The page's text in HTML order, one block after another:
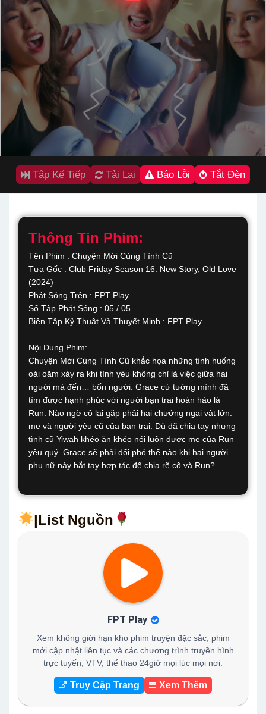
Tập Kế Tiếp Tải Lại Báo Lỗi Tắt Đèn
Thông Tin Phim:
Tên Phim : Chuyện Mới Cùng Tình Cũ
Tựa Gốc : Club Friday Season 16: New Story, Old Love
(2024)
Phát Sóng Trên : FPT Play
Số Tập Phát Sóng : 05 / 05
Biên Tập Kỷ Thuật Và Thuyết Minh : FPT Play
Nội Dung Phim:
Chuyện Mới Cùng Tình Cũ khắc họa những tình huống
oái oăm xảy ra khi tình yêu không chỉ là việc giữa hai
người mà đến… bốn người. Grace cứ tưởng mình đã
tìm được hạnh phúc với người bạn trai hoàn hảo là
Run. Nào ngờ cô lại gặp phải hai chướng ngại vật lớn:
mẹ và người yêu cũ của bạn trai. Dù đã chia tay nhưng
tình cũ Yiwah khéo ăn khéo nói luôn được mẹ của Run
yêu quý. Grace sẽ phải đối phó thế nào khi hai người
phụ nữ này bắt tay hợp tác để chia rẽ cô và Run?
|List Nguồn
FPT Play
Xem không giới hạn kho phim truyện đặc sắc, phim
mới cập nhật liên tục và các chương trình truyền hình
trực tuyến, VTV, thể thao 24giờ mọi lúc mọi nơi.
Truy Cập Trang Xem Thêm